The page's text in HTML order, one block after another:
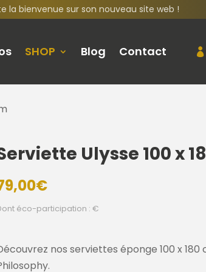
la bienvenue sur son nouveau site web !
SHOP Blog Contact
Ulysse 100 x
€
éco-participation : €
nos serviettes éponge 100 x